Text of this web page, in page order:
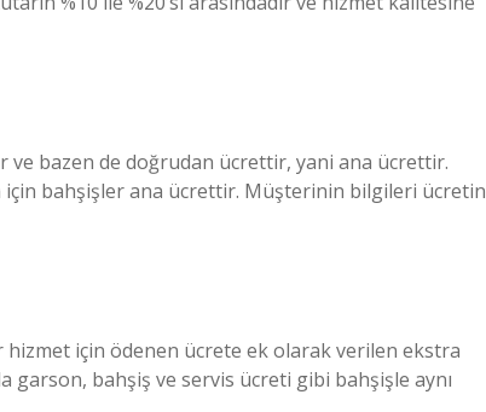
bazen de doğrudan ücrettir, yani ana ücrettir.
için bahşişler ana ücrettir. Müşterinin bilgileri ücretin
için ödenen ücrete ek olarak verilen ekstra
garson, bahşiş ve servis ücreti gibi bahşişle aynı